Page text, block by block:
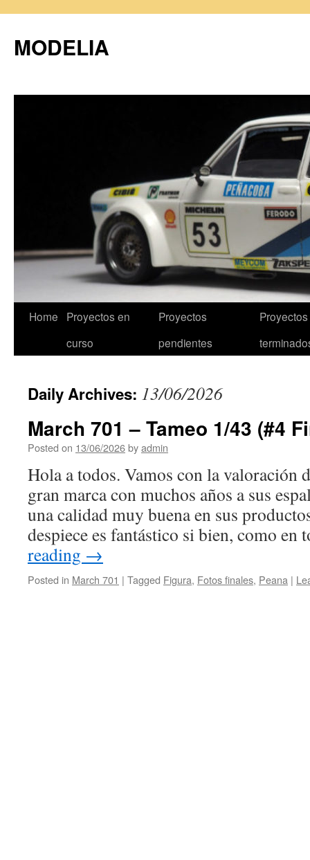
MODELIA
Skip
Home
Proyectos en
curso
Proyectos
pendientes
Proyectos
Daily Archives: 13/06/2026
March 701 – Tameo 1/43 (#4
Posted on 13/06/2026byadmin
Hola a todos. Vamos con la valoración
gran marca con muchos años a sus
una calidad muy buena en sus
despiece es fantástico si bien, como
reading →
Posted in March 701 | Tagged Figura, Fotos finales, Peana |